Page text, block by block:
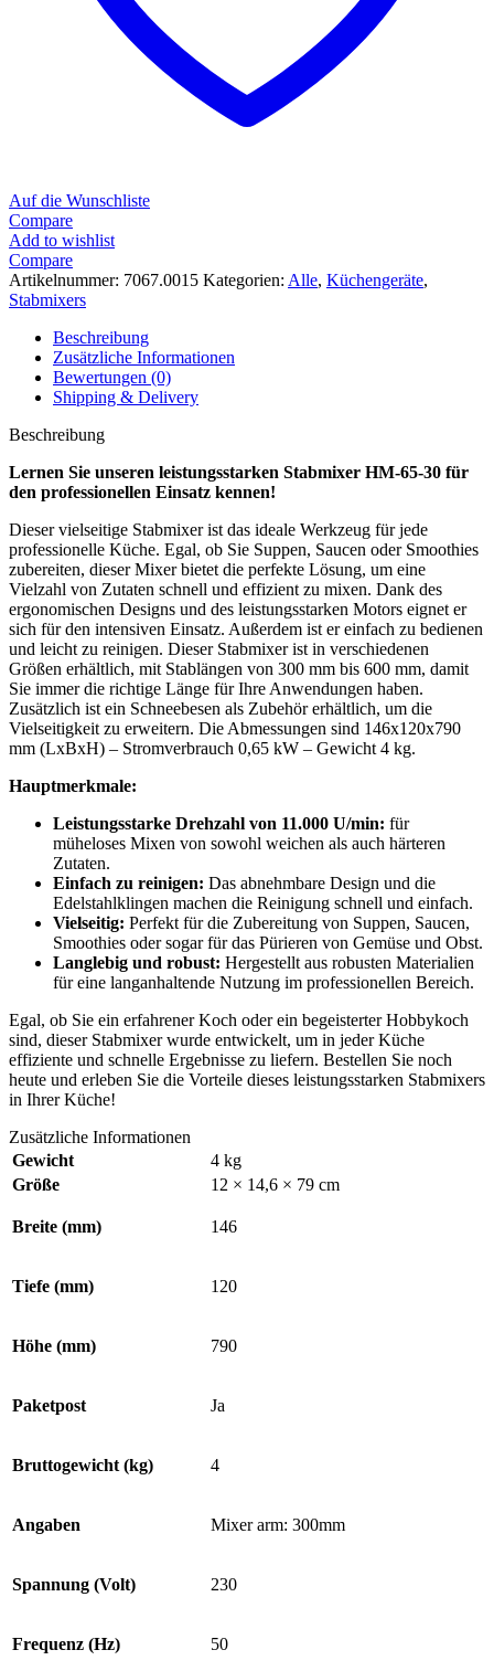
Auf die Wunschliste
Compare
Add to wishlist
Compare
Artikelnummer: 7067.0015 Kategorien: Alle, Küchengeräte,
Stabmixers
Beschreibung
Zusätzliche Informationen
Bewertungen (0)
Shipping & Delivery
Beschreibung
Lernen Sie unseren leistungsstarken Stabmixer HM-65-30 für
den professionellen Einsatz kennen!
Dieser vielseitige Stabmixer ist das ideale Werkzeug für jede
professionelle Küche. Egal, ob Sie Suppen, Saucen oder Smoothies
zubereiten, dieser Mixer bietet die perfekte Lösung, um eine
Vielzahl von Zutaten schnell und effizient zu mixen. Dank des
ergonomischen Designs und des leistungsstarken Motors eignet er
sich für den intensiven Einsatz. Außerdem ist er einfach zu bedienen
und leicht zu reinigen. Dieser Stabmixer ist in verschiedenen
Größen erhältlich, mit Stablängen von 300 mm bis 600 mm, damit
Sie immer die richtige Länge für Ihre Anwendungen haben.
Zusätzlich ist ein Schneebesen als Zubehör erhältlich, um die
Vielseitigkeit zu erweitern. Die Abmessungen sind 146x120x790
mm (LxBxH) – Stromverbrauch 0,65 kW – Gewicht 4 kg.
Hauptmerkmale:
Leistungsstarke Drehzahl von 11.000 U/min: für
müheloses Mixen von sowohl weichen als auch härteren
Zutaten.
Einfach zu reinigen: Das abnehmbare Design und die
Edelstahlklingen machen die Reinigung schnell und einfach.
Vielseitig: Perfekt für die Zubereitung von Suppen, Saucen,
Smoothies oder sogar für das Pürieren von Gemüse und Obst.
Langlebig und robust: Hergestellt aus robusten Materialien
für eine langanhaltende Nutzung im professionellen Bereich.
Egal, ob Sie ein erfahrener Koch oder ein begeisterter Hobbykoch
sind, dieser Stabmixer wurde entwickelt, um in jeder Küche
effiziente und schnelle Ergebnisse zu liefern. Bestellen Sie noch
heute und erleben Sie die Vorteile dieses leistungsstarken Stabmixers
in Ihrer Küche!
Zusätzliche Informationen
Gewicht
4 kg
Größe
12 × 14,6 × 79 cm
Breite (mm) 146
Tiefe (mm) 120
Höhe (mm) 790
Paketpost Ja
Bruttogewicht (kg) 4
Angaben Mixer arm: 300mm
Spannung (Volt) 230
Frequenz (Hz) 50